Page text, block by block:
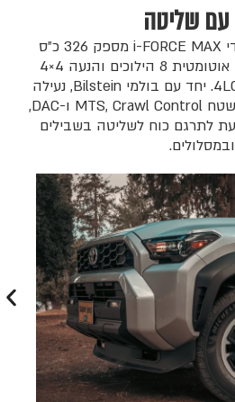
עם שליטה
מנוע 2.4 טורבו היברידי i-FORCE MAX מספק 326 כ״ס
ו-465 טורק, עם תיבה אוטומטית 8 הילוכים והנעה 4×4
הכוללת 2HI, 4HI ו-4LOW. יחד עם בולמי Bilstein, נעילה
אחורית חשמלית ומצבי שטח MTS, Crawl Control ו-DAC,
לתרגם כוח לשליטה בשבילים
ובמסלולים.